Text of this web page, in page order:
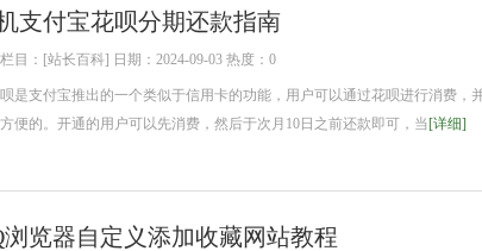
支付宝花呗分期还款指南
目：[站长百科] 日期：2024-09-03 热度：0
是支付宝推出的一个类似于信用卡的功能，用户可以通过花呗进行消费，
便的。开通的用户可以先消费，然后于次月10日之前还款即可，当[详细]
浏览器自定义添加收藏网站教程